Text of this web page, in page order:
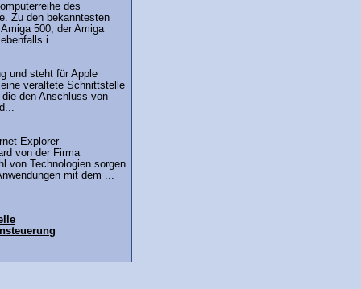
des
Zu den bekanntesten
500, der Amiga
i...
und steht für Apple
veraltete Schnittstelle
den Anschluss von
Explorer
von der Firma
von Technologien sorgen
mit dem ...